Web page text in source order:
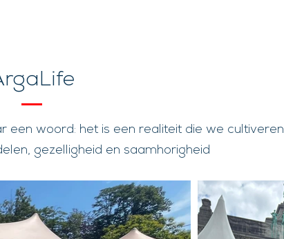
een woord: het is een realiteit die we cultiveren
gezelligheid en saamhorigheid